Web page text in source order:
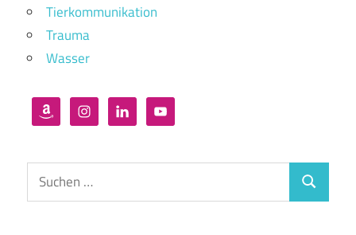
Tierkommunikation
Trauma
Wasser
Suchen
nach:
Suchen